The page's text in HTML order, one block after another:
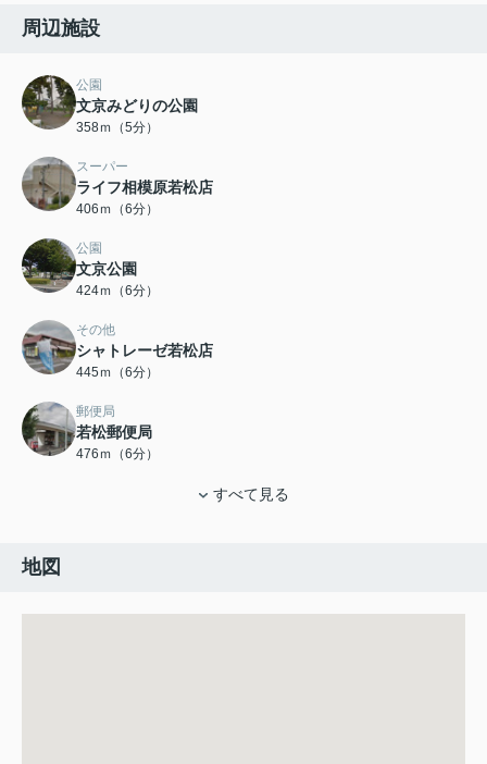
周辺施設
公園
文京みどりの公園
358ｍ（5分）
スーパー
ライフ相模原若松店
406ｍ（6分）
公園
文京公園
424ｍ（6分）
その他
シャトレーゼ若松店
445ｍ（6分）
郵便局
若松郵便局
476ｍ（6分）
すべて見る
地図